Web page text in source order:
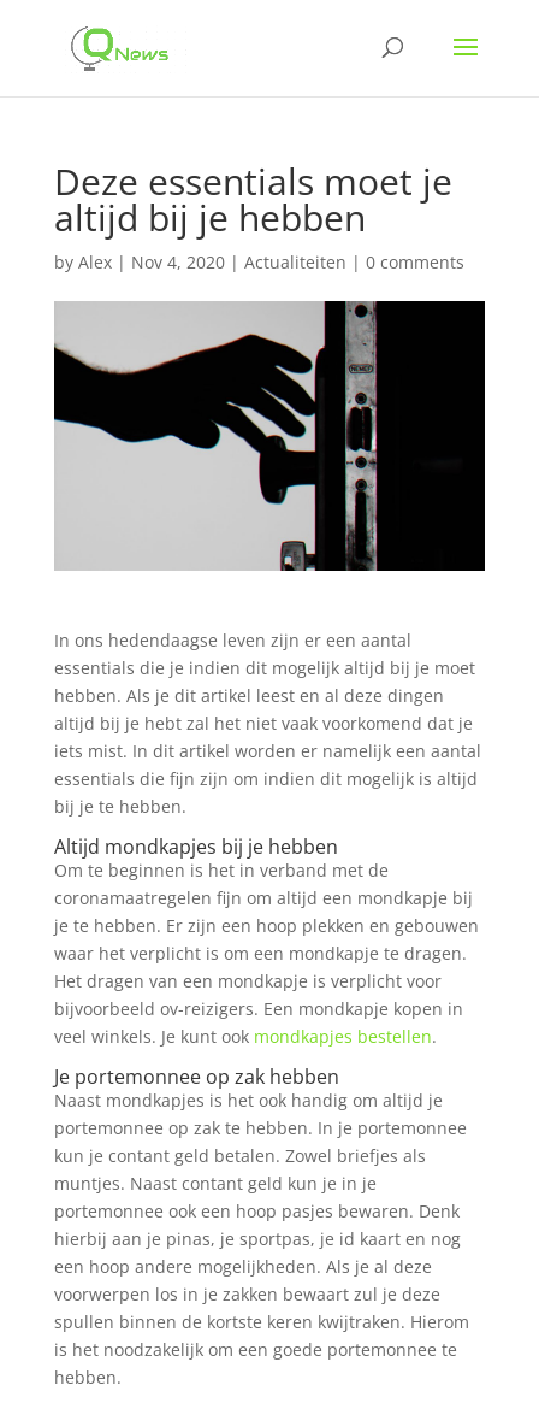
Deze essentials moet je
altijd bij je hebben
by Alex| Nov 4, 2020| Actualiteiten | 0 comments
In ons hedendaagse leven zijn er een aantal
essentials die je indien dit mogelijk altijd bij je moet
hebben. Als je dit artikel leest en al deze dingen
altijd bij je hebt zal het niet vaak voorkomend dat je
iets mist. In dit artikel worden er namelijk een aantal
essentials die fijn zijn om indien dit mogelijk is altijd
bij je te hebben.
Altijd mondkapjes bij je hebben
Om te beginnen is het in verband met de
coronamaatregelen fijn om altijd een mondkapje bij
je te hebben. Er zijn een hoop plekken en gebouwen
waar het verplicht is om een mondkapje te dragen.
Het dragen van een mondkapje is verplicht voor
bijvoorbeeld ov-reizigers. Een mondkapje kopen in
veel winkels. Je kunt ook mondkapjes bestellen.
Je portemonnee op zak hebben
Naast mondkapjes is het ook handig om altijd je
portemonnee op zak te hebben. In je portemonnee
kun je contant geld betalen. Zowel briefjes als
muntjes. Naast contant geld kun je in je
portemonnee ook een hoop pasjes bewaren. Denk
hierbij aan je pinas, je sportpas, je id kaart en nog
een hoop andere mogelijkheden. Als je al deze
voorwerpen los in je zakken bewaart zul je deze
spullen binnen de kortste keren kwijtraken. Hierom
is het noodzakelijk om een goede portemonnee te
hebben.